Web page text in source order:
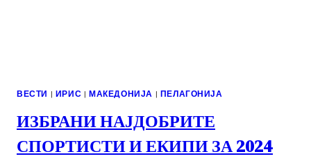
ВЕСТИ | ИРИС | МАКЕДОНИЈА | ПЕЛАГОНИЈА
ИЗБРАНИ НАЈДОБРИТЕ
СПОРТИСТИ И ЕКИПИ ЗА 2024